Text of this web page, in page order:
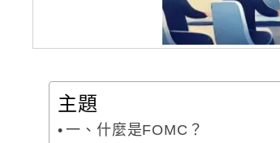
主題
一、什麼是FOMC？